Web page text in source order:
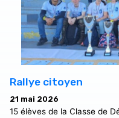
Rallye citoyen
21 mai 2026
15 élèves de la Classe de